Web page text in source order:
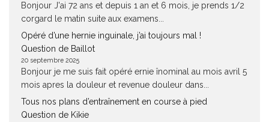
Bonjour J'ai 72 ans et depuis 1 an et 6 mois, je prends 1/2
corgard le matin suite aux examens...
Opéré d’une hernie inguinale, j’ai toujours mal !
Question de Baillot
20 septembre 2025
Bonjour je me suis fait opéré ernie înominal au mois avril 5
mois apres la douleur et revenue douleur dans...
Tous nos plans d’entraînement en course à pied
Question de Kikie